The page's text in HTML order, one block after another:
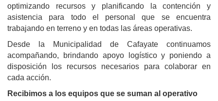
optimizando recursos y planificando la contención y
asistencia para todo el personal que se encuentra
trabajando en terreno y en todas las áreas operativas.
Desde la Municipalidad de Cafayate continuamos
acompañando, brindando apoyo logístico y poniendo a
disposición los recursos necesarios para colaborar en
cada acción.
Recibimos a los equipos que se suman al operativo